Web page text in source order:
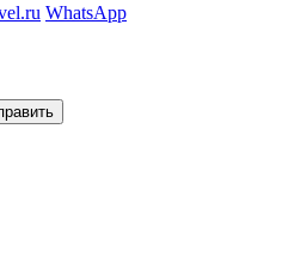
WhatsApp